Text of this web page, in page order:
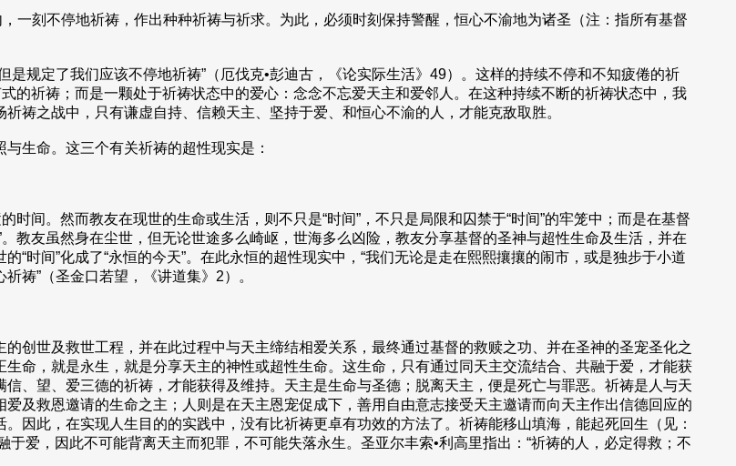
刻不停地祈祷，作出种种祈祷与祈求。为此，必须时刻保持警醒，恒心不渝地为诸圣（注：指所有基督
规定了我们应该不停地祈祷”（厄伐克•彭迪古，《论实际生活》49）。这样的持续不停和不知疲倦的祈
的祈祷；而是一颗处于祈祷状态中的爱心：念念不忘爱天主和爱邻人。在这种持续不断的祈祷状态中，我
祷之战中，只有谦虚自持、信赖天主、坚持于爱、和恒心不渝的人，才能克敌取胜。
生命。这三个有关祈祷的超性现实是：
间。然而教友在现世的生命或生活，则不只是“时间”，不只是局限和囚禁于“时间”的牢笼中；而是在基督
教友虽然身在尘世，但无论世途多么崎岖，世海多么凶险，教友分享基督的圣神与超性生命及生活，并在
“时间”化成了“永恒的今天”。在此永恒的超性现实中，“我们无论是走在熙熙攘攘的闹市，或是独步于小道
祷”（圣金口若望，《讲道集》2）。
创世及救世工程，并在此过程中与天主缔结相爱关系，最终通过基督的救赎之功、并在圣神的圣宠圣化之
命，就是永生，就是分享天主的神性或超性生命。这生命，只有通过同天主交流结合、共融于爱，才能获
、望、爱三德的祈祷，才能获得及维持。天主是生命与圣德；脱离天主，便是死亡与罪恶。祈祷是人与天
及救恩邀请的生命之主；人则是在天主恩宠促成下，善用自由意志接受天主邀请而向天主作出信德回应的
因此，在实现人生目的的实践中，没有比祈祷更卓有功效的方法了。祈祷能移山填海，能起死回生（见：
爱，因此不可能背离天主而犯罪，不可能失落永生。圣亚尔丰索•利高里指出：“祈祷的人，必定得救；不